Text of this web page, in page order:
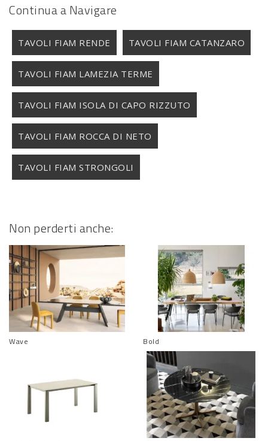
Continua a Navigare
TAVOLI FIAM RENDE TAVOLI FIAM CATANZARO
TAVOLI FIAM LAMEZIA TERME
TAVOLI FIAM ISOLA DI CAPO RIZZUTO
TAVOLI FIAM ROCCA DI NETO
TAVOLI FIAM STRONGOLI
Non perderti anche:
Wave Bold